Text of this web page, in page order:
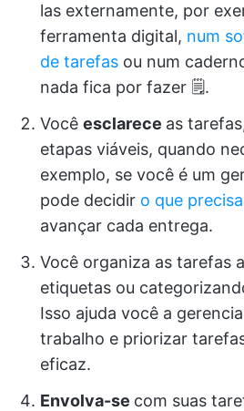
las externamente, por
ferramenta digital, num
de tarefas ou num
nada fica por fazer 🗒️.
Você esclarece as
etapas viáveis, quando
exemplo, se você é um
pode decidir o que
avançar cada entrega.
Você organiza as tarefas
etiquetas ou
Isso ajuda você a
trabalho e priorizar
eficaz.
Envolva-se com suas